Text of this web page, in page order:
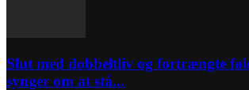
Slut med dobbeltliv og fortrængte
synger om at stå...